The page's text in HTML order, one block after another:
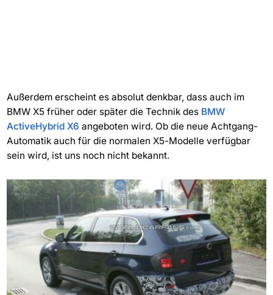
Außerdem erscheint es absolut denkbar, dass auch im
BMW X5 früher oder später die Technik des BMW
ActiveHybrid X6 angeboten wird. Ob die neue Achtgang-
Automatik auch für die normalen X5-Modelle verfügbar
sein wird, ist uns noch nicht bekannt.